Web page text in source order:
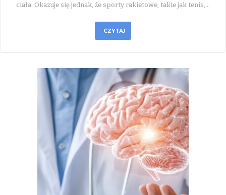
ciała. Okazuje się jednak, że sporty rakietowe, takie jak tenis,…
CZYTAJ